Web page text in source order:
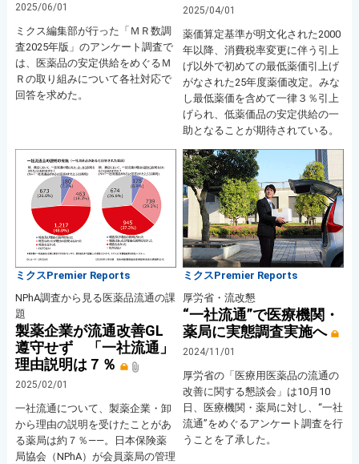
2025/06/01
ミクス編集部が行った「ＭＲ数調
査2025年版」のアンケート調査で
は、医薬品の安定供給をめぐるＭ
Ｒの取り組みについて各社対応で
回答を求めた。
2025/04/01
薬価算定基準が明文化された2000
年以降、消費税率変更に伴う引上
げ以外で初めての最低薬価引上げ
がなされた25年度薬価改定。みな
し最低薬価を含めて一律３％引上
げられ、低薬価品の安定供給の一
助となることが期待されている。
ミクスPremier Reports
NPhA調査から見る医薬品流通の課
題
製薬企業が流通改善GL
遵守せず 「一社流通」
理由説明は７％
2025/02/01
一社流通について、製薬企業・卸
から理由の説明を受けたことがあ
る薬局は約７％――。日本保険薬
局協会（NPhA）が会員薬局の管理
ミクスPremier Reports
厚労省・流改懇
“一社流通”で医療機関・
薬局に実態調査実施へ
2024/11/01
厚労省の「医療用医薬品の流通の
改善に関する懇談会」は10月10
日、医療機関・薬局に対し、“一社
流通”をめぐるアンケート調査を行
うことを了承した。